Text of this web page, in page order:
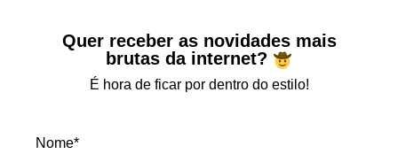
Quer receber as novidades mais
brutas da internet?
É hora de ficar por dentro do estilo!
Nome*